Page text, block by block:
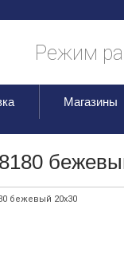
Режим
Магазины
бежевый 20х30